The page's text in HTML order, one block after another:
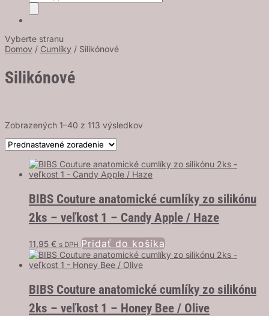
search
Vyberte stranu
Domov / Cumlíky / Silikónové
Silikónové
Zobrazených 1–40 z 113 výsledkov
BIBS Couture anatomické cumlíky zo silikónu
2ks – veľkost 1 – Candy Apple / Haze
11,95 € s DPH Pridať do košíka
BIBS Couture anatomické cumlíky zo silikónu
2ks – veľkost 1 – Honey Bee / Olive